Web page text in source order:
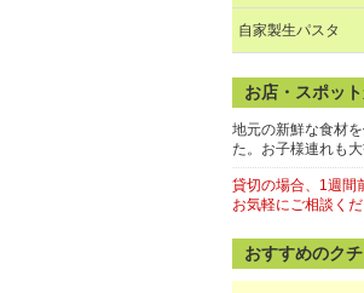
自家製生パスタ
お店・スポッ
地元の新鮮な食材
た。お子様連れも
貸切の場合、1週間
お気軽にご相談く
おすすめのク